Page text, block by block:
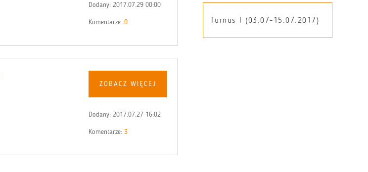
Dodany: 2017.07.29 00:00
Komentarze: 0
ZOBACZ WIĘCEJ
Dodany: 2017.07.27 16:02
Komentarze: 3
Turnus I (03.07-15.07.2017)